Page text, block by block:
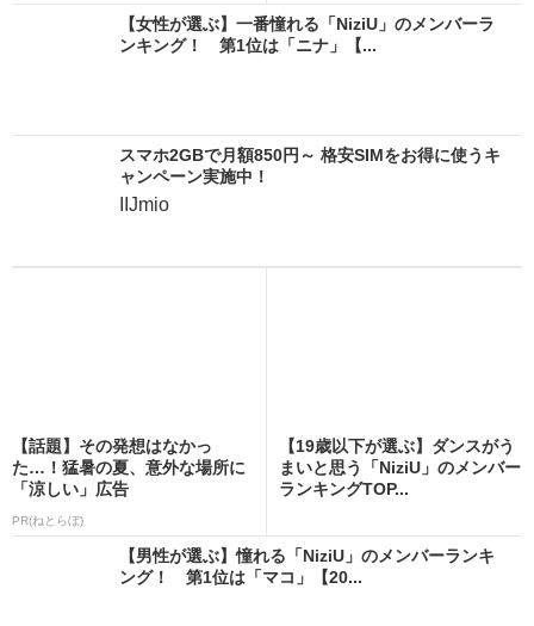
【女性が選ぶ】一番憧れる「NiziU」のメンバーラ
ンキング！ 第1位は「ニナ」【...
スマホ2GBで月額850円～ 格安SIMをお得に使うキ
ャンペーン実施中！
IIJmio
【話題】その発想はなかっ
た…！猛暑の夏、意外な場所に
「涼しい」広告
PR(ねとらぼ)
【19歳以下が選ぶ】ダンスがう
まいと思う「NiziU」のメンバー
ランキングTOP...
【男性が選ぶ】憧れる「NiziU」のメンバーランキ
ング！ 第1位は「マコ」【20...